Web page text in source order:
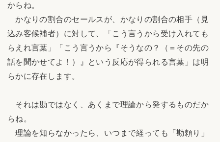
からね。
かなりの割合のセールスが、かなりの割合の相手（見
込み客候補者）に対して、「こう言うから受け入れても
らえれ言葉」「こう言うから『そうなの？（＝その先の
話を聞かせてよ！）』という反応が得られる言葉」は明
らかに存在します。
それは勘ではなく、あくまで理論から発するものだか
らね。
理論を知らなかったら、いつまで経っても「勘頼り」